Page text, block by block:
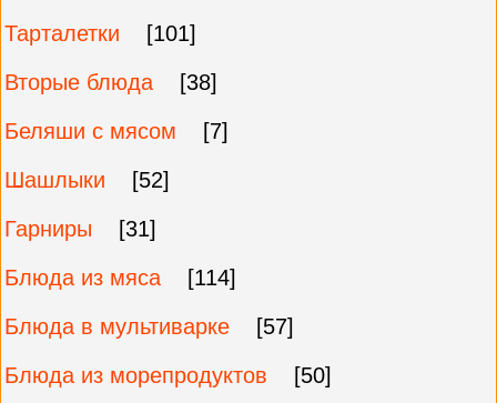
Тарталетки
[101]
Вторые блюда
[38]
Беляши с мясом
[7]
Шашлыки
[52]
Гарниры
[31]
Блюда из мяса
[114]
Блюда в мультиварке
[57]
Блюда из морепродуктов
[50]